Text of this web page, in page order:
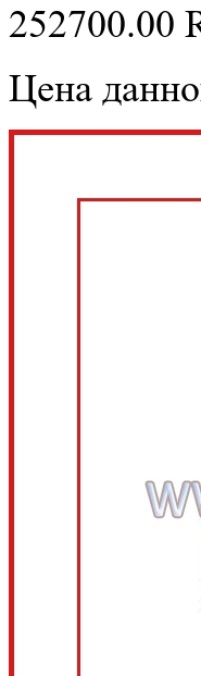
252700.00
Цена